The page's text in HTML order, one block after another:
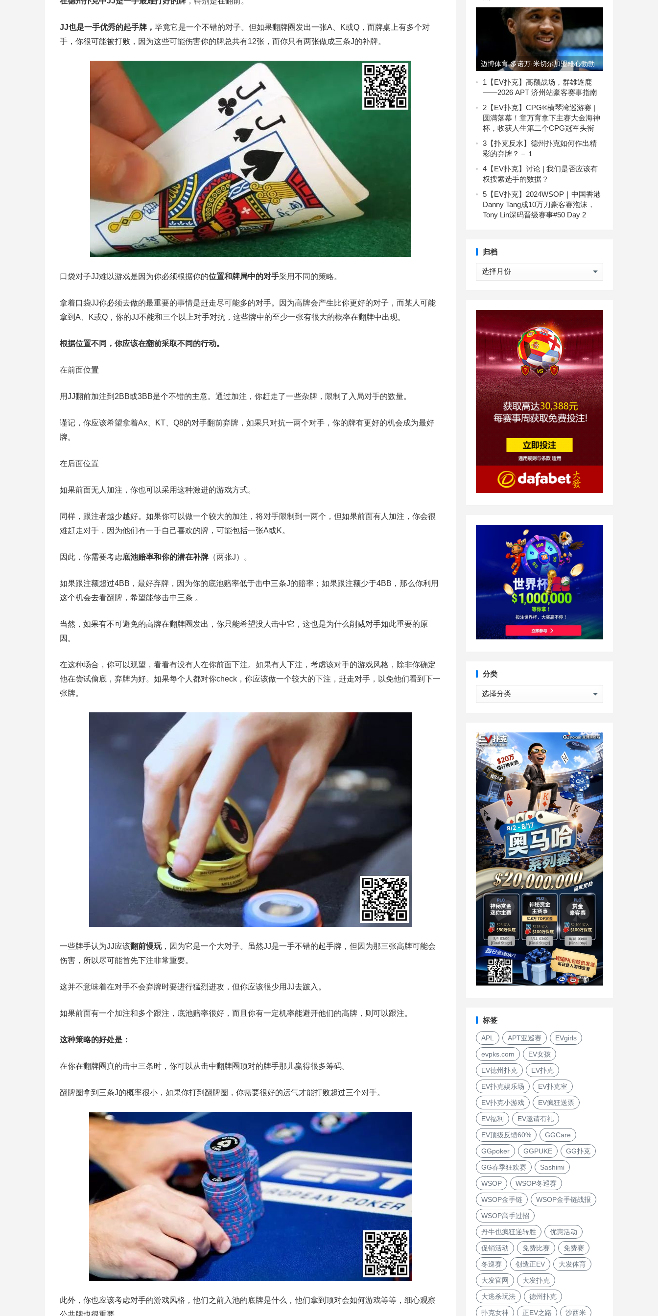
JJ也是一手优秀的起手牌， 毕竟它是一个不错的对子。但如果翻牌圈发出一张A、K或Q，而牌桌上有多个对
手，你很可能被打败，因为这些可能伤害你的牌总共有12张，而你只有两张做成三条J的补牌。
口袋对子JJ难以游戏是因为你必须根据你的位置和牌局中的对手采用不同的策略。
拿着口袋JJ你必须去做的最重要的事情是赶走尽可能多的对手。因为高牌会产生比你更好的对子，而某人可能
拿到A、K或Q，你的JJ不能和三个以上对手对抗，这些牌中的至少一张有很大的概率在翻牌中出现。
根据位置不同，你应该在翻前采取不同的行动。
在前面位置
用JJ翻前加注到2BB或3BB是个不错的主意。通过加注，你赶走了一些杂牌，限制了入局对手的数量。
谨记，你应该希望拿着Ax、KT、Q8的对手翻前弃牌，如果只对抗一两个对手，你的牌有更好的机会成为最好
牌。
在后面位置
如果前面无人加注，你也可以采用这种激进的游戏方式。
同样，跟注者越少越好。如果你可以做一个较大的加注，将对手限制到一两个，但如果前面有人加注，你会很
难赶走对手，因为他们有一手自己喜欢的牌，可能包括一张A或K。
因此，你需要考虑底池赔率和你的潜在补牌 （两张J）。
如果跟注额超过4BB，最好弃牌，因为你的底池赔率低于击中三条J的赔率；如果跟注额少于4BB，那么你利用
这个机会去看翻牌，希望能够击中三条 。
当然，如果有不可避免的高牌在翻牌圈发出，你只能希望没人击中它，这也是为什么削减对手如此重要的原
因。
在这种场合，你可以观望，看看有没有人在你前面下注。如果有人下注，考虑该对手的游戏风格，除非你确定
他在尝试偷底，弃牌为好。如果每个人都对你check，你应该做一个较大的下注，赶走对手，以免他们看到下一
张牌。
一些牌手认为JJ应该翻前慢玩，因为它是一个大对子。虽然JJ是一手不错的起手牌，但因为那三张高牌可能会
伤害，所以尽可能首先下注非常重要。
这并不意味着在对手不会弃牌时要进行猛烈进攻，但你应该很少用JJ去跛入。
如果前面有一个加注和多个跟注，底池赔率很好，而且你有一定机率能避开他们的高牌，则可以跟注。
这种策略的好处是：
在你在翻牌圈真的击中三条时，你可以从击中翻牌圈顶对的牌手那儿赢得很多筹码。
翻牌圈拿到三条J的概率很小，如果你打到翻牌圈，你需要很好的运气才能打败超过三个对手。
此外，你也应该考虑对手的游戏风格，他们之前入池的底牌是什么，他们拿到顶对会如何游戏等等，细心观察
迈博体育 多诺万·米切尔加盟雄心勃勃
的骑士队
1 【EV扑克】高额战场，群雄逐鹿
——2026 APT 济州站豪客赛事指南
2 【EV扑克】CPG®横琴湾巡游赛 |
圆满落幕！章万育拿下主赛大金海神
杯，收获人生第二个CPG冠军头衔
3 【扑克反水】德州扑克如何作出精
彩的弃牌？－１
4 【EV扑克】讨论 | 我们是否应该有
权搜索选手的数据？
5 【EV扑克】2024WSOP｜中国香港
Danny Tang成10万刀豪客赛泡沫，
Tony Lin深码晋级赛事#50 Day 2
归档
归
分类
分
类
标签
APL APT亚巡赛 EVgirls
evpks.com EV女孩
EV德州扑克 EV扑克
EV扑克娱乐场 EV扑克室
EV扑克小游戏 EV疯狂送票
EV福利 EV邀请有礼
EV顶级反馈60% GGCare
GGpoker GGPUKE GG扑克
GG春季狂欢赛 Sashimi
WSOP WSOP冬巡赛
WSOP金手链 WSOP金手链战报
WSOP高手过招
丹牛也疯狂逆转胜 优惠活动
促销活动 免费比赛 免费赛
冬巡赛 创造正EV 大发体育
大发官网 大发扑克
大逃杀玩法 德州扑克
扑克女神 正EV之路 沙西米